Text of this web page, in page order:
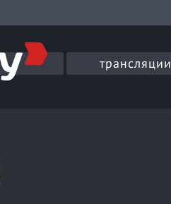
трансляции